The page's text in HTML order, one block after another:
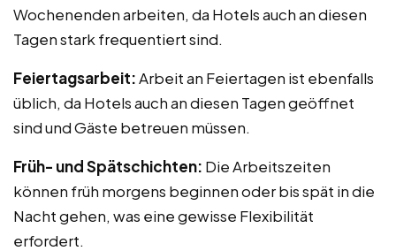
Wochenenden arbeiten, da Hotels auch an diesen
Tagen stark frequentiert sind.
Feiertagsarbeit:Arbeit an Feiertagen ist ebenfalls
üblich, da Hotels auch an diesen Tagen geöffnet
sind und Gäste betreuen müssen.
Früh- und Spätschichten: Die Arbeitszeiten
können früh morgens beginnen oder bis spät in die
Nacht gehen, was eine gewisse Flexibilität
erfordert.